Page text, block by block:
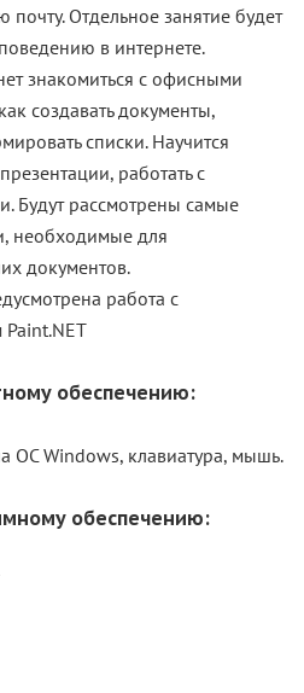
почту. Отдельное занятие будет
в интернете.
знакомиться с офисными
создавать документы,
списки. Научится
работать с
Будут рассмотрены самые
необходимые для
документов.
работа с
обеспечению:
ОС Windows, клавиатура, мышь.
обеспечению: